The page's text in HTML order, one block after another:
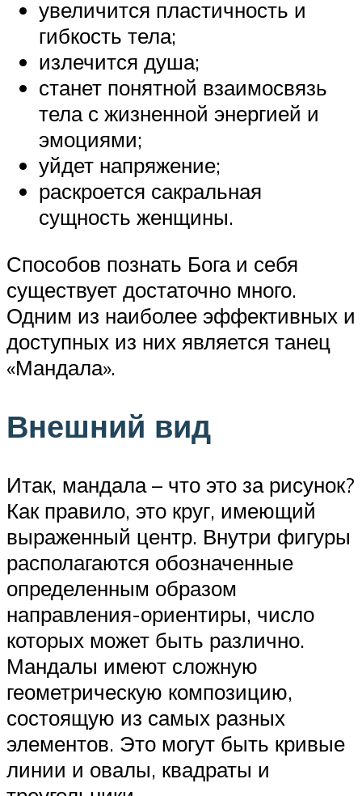
увеличится пластичность и
гибкость тела;
излечится душа;
станет понятной взаимосвязь
тела с жизненной энергией и
эмоциями;
уйдет напряжение;
раскроется сакральная
сущность женщины.
Способов познать Бога и себя
существует достаточно много.
Одним из наиболее эффективных и
доступных из них является танец
«Мандала».
Внешний вид
Итак, мандала – что это за рисунок?
Как правило, это круг, имеющий
выраженный центр. Внутри фигуры
располагаются обозначенные
определенным образом
направления-ориентиры, число
которых может быть различно.
Мандалы имеют сложную
геометрическую композицию,
состоящую из самых разных
элементов. Это могут быть кривые
линии и овалы, квадраты и